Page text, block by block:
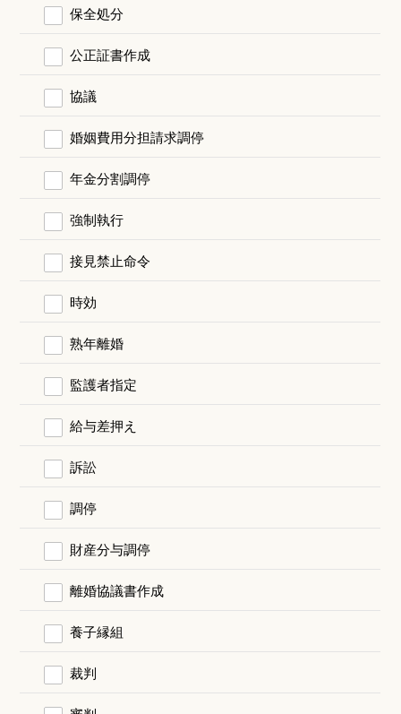
保全処分
公正証書作成
協議
婚姻費用分担請求調停
年金分割調停
強制執行
接見禁止命令
時効
熟年離婚
監護者指定
給与差押え
訴訟
調停
財産分与調停
離婚協議書作成
養子縁組
裁判